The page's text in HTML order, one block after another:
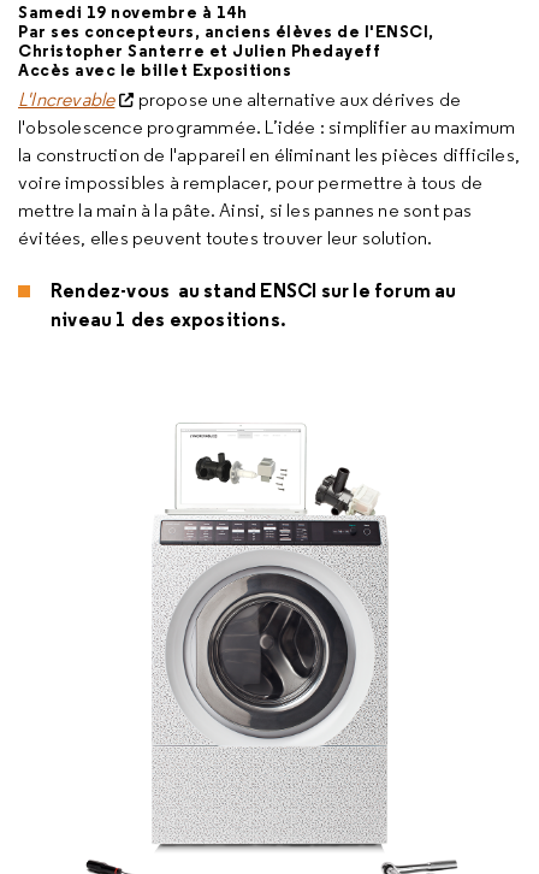
Samedi 19 novembre à 14h
Par ses concepteurs, anciens élèves de l'ENSCI,
Christopher Santerre et Julien Phedayeff
Accès avec le billet Expositions
L'Increvable
propose une alternative aux dérives de
l'obsolescence programmée. L’idée : simplifier au maximum
la construction de l'appareil en éliminant les pièces difficiles,
voire impossibles à remplacer, pour permettre à tous de
mettre la main à la pâte. Ainsi, si les pannes ne sont pas
évitées, elles peuvent toutes trouver leur solution.
Rendez-vous au stand ENSCI sur le forum au
niveau 1 des expositions.